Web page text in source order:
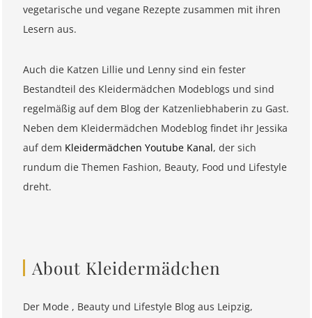
vegetarische und vegane Rezepte zusammen mit ihren
Lesern aus.
Auch die Katzen Lillie und Lenny sind ein fester
Bestandteil des Kleidermädchen Modeblogs und sind
regelmäßig auf dem Blog der Katzenliebhaberin zu Gast.
Neben dem Kleidermädchen Modeblog findet ihr Jessika
auf dem Kleidermädchen Youtube Kanal, der sich
rundum die Themen Fashion, Beauty, Food und Lifestyle
dreht.
About Kleidermädchen
Der Mode , Beauty und Lifestyle Blog aus Leipzig,